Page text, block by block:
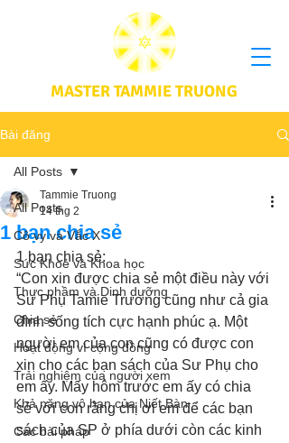
MASTER TAMMIE TRUONG
Bài đăng
All Posts
Cô vy và Vắc X
Sức Khoẻ và Khoa học
Thực phầm và Dinh dưỡng
Chia sẻ
Hoạt động vì cộng đồng
Trải nghiệm của người xem
Khả năng vô hạn của Niết Bàn
Các bài pháp
All Posts
1 bạn chia sẻ
Tammie Truong
14 thg 2
1 bạn chia sẻ:
“Con xin được chia sẻ một điều này với
Sư Phụ Tamie Trương cũng như cả gia
đình sống tích cực hạnh phúc ạ. Một
người em của con cũng có được con
xin cho các bạn sách của Sư Phụ cho
em ấy. Mấy hôm trước em ấy có chia
sẻ với con rằng chị ơi em để các bạn
sách của SP ở phía dưới còn các kinh